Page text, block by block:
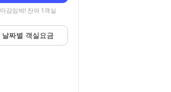
마감임박! 잔여 1객실
날짜별 객실요금